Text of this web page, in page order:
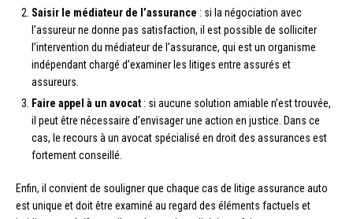
Saisir le médiateur de l’assurance : si la négociation avec
l’assureur ne donne pas satisfaction, il est possible de solliciter
l’intervention du médiateur de l’assurance, qui est un organisme
indépendant chargé d’examiner les litiges entre assurés et
assureurs.
Faire appel à un avocat : si aucune solution amiable n’est trouvée,
il peut être nécessaire d’envisager une action en justice. Dans ce
cas, le recours à un avocat spécialisé en droit des assurances est
fortement conseillé.
Enfin, il convient de souligner que chaque cas de litige assurance auto
est unique et doit être examiné au regard des éléments factuels et